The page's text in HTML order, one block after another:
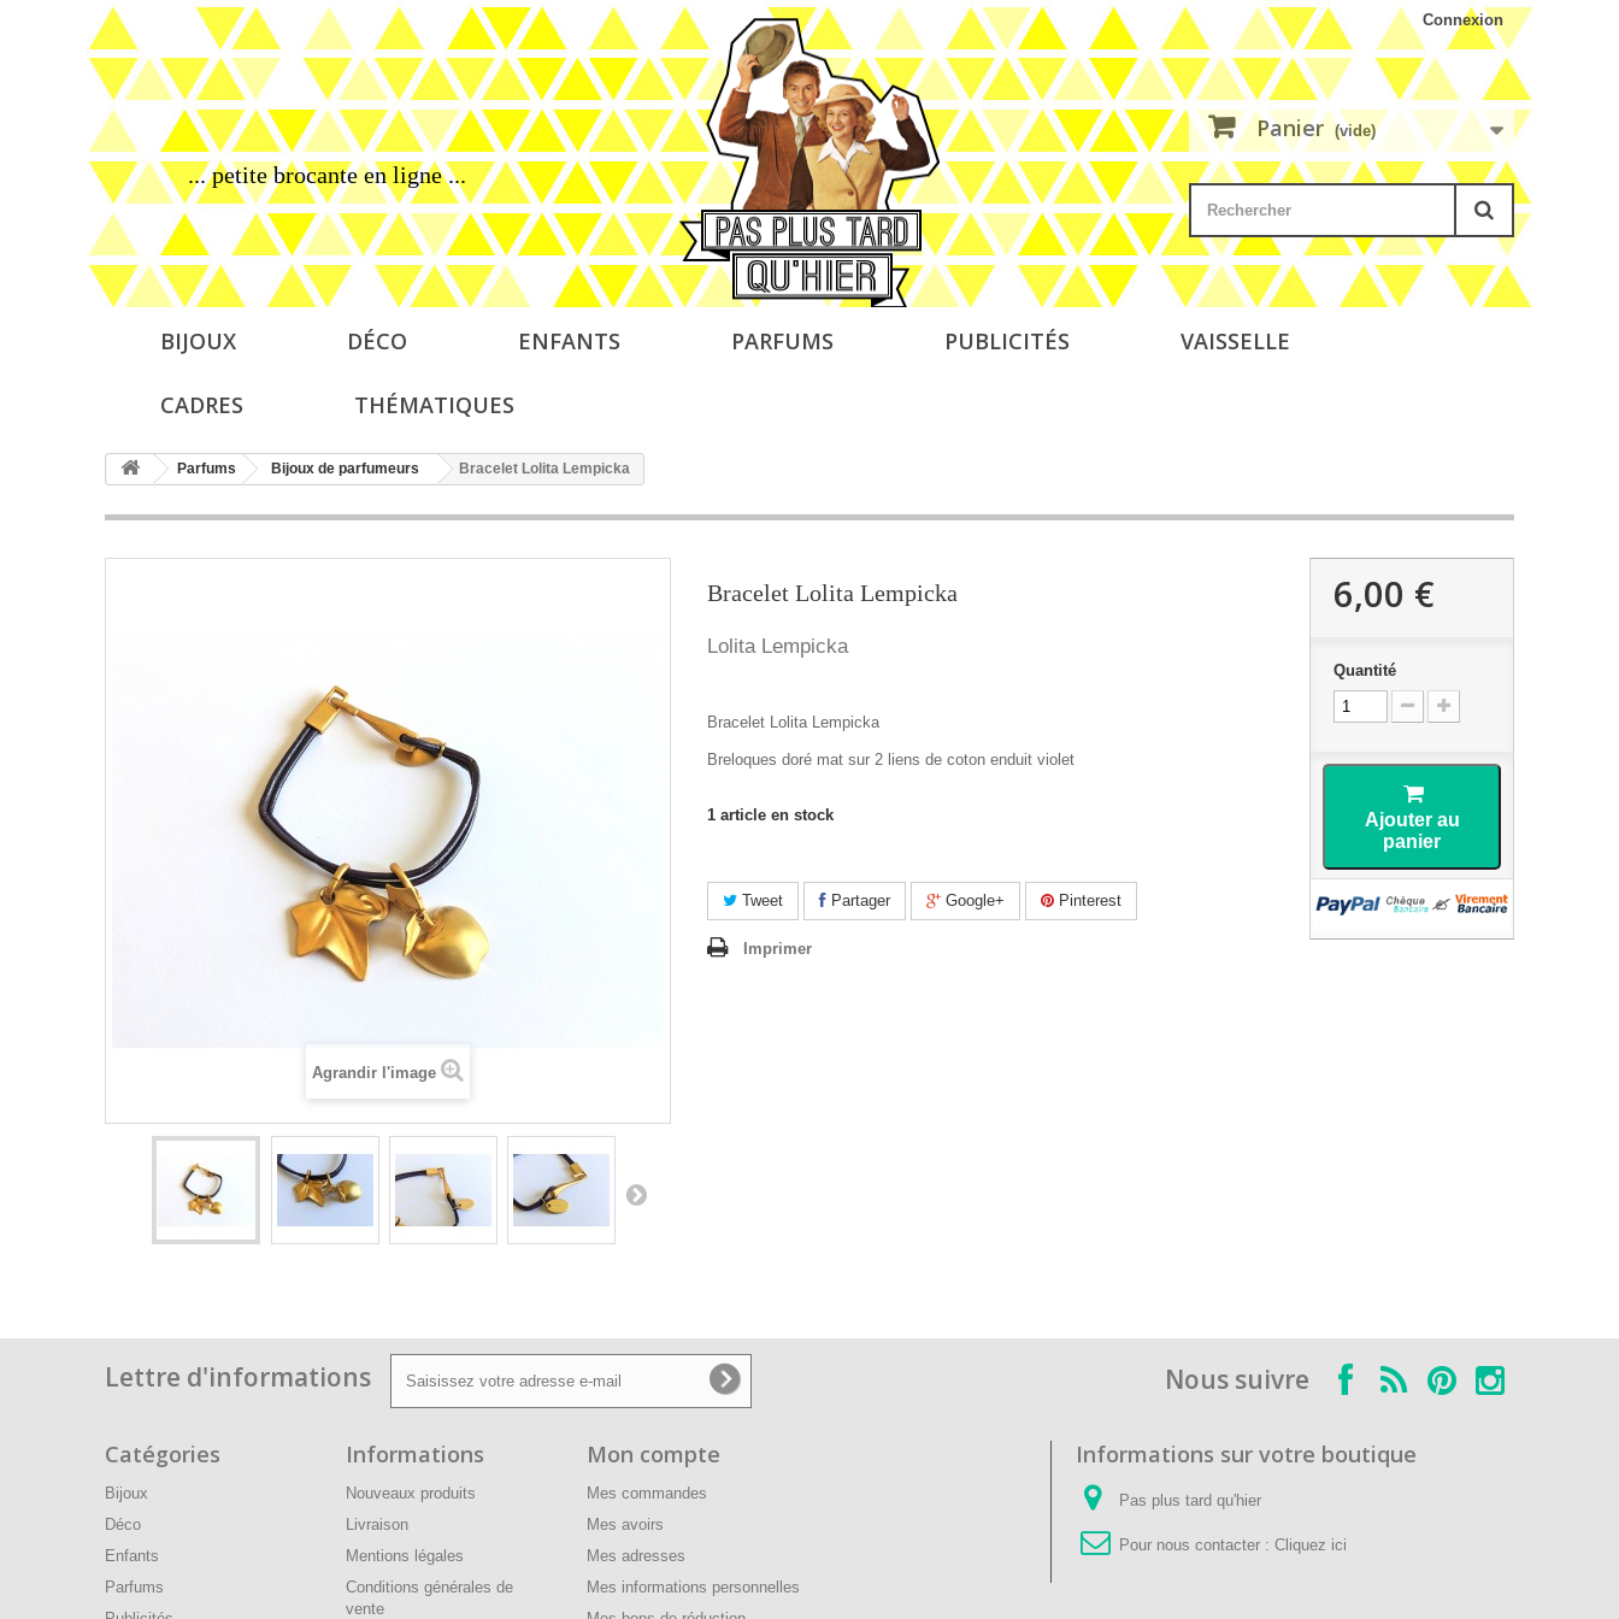
... petite brocante en ligne ...
Connexion
Panier (vide)
BIJOUX DÉCO ENFANTS PARFUMS PUBLICITÉS VAISSELLE
CADRES THÉMATIQUES
Parfums Bijoux de parfumeurs Bracelet Lolita Lempicka
Agrandir l'image
Bracelet Lolita Lempicka
Lolita Lempicka
Bracelet Lolita Lempicka
Breloques doré mat sur 2 liens de coton enduit violet
1 article en stock
Tweet Partager Google+ Pinterest
Imprimer
6,00 €
Quantité
Ajouter au
panier
Lettre d'informations Nous suivre
Catégories
Bijoux
Déco
Enfants
Parfums
Informations
Nouveaux produits
Livraison
Mentions légales
Conditions générales de
vente
Mon compte
Mes commandes
Mes avoirs
Mes adresses
Mes informations personnelles
Informations sur votre boutique
Pas plus tard qu'hier
Pour nous contacter : Cliquez ici